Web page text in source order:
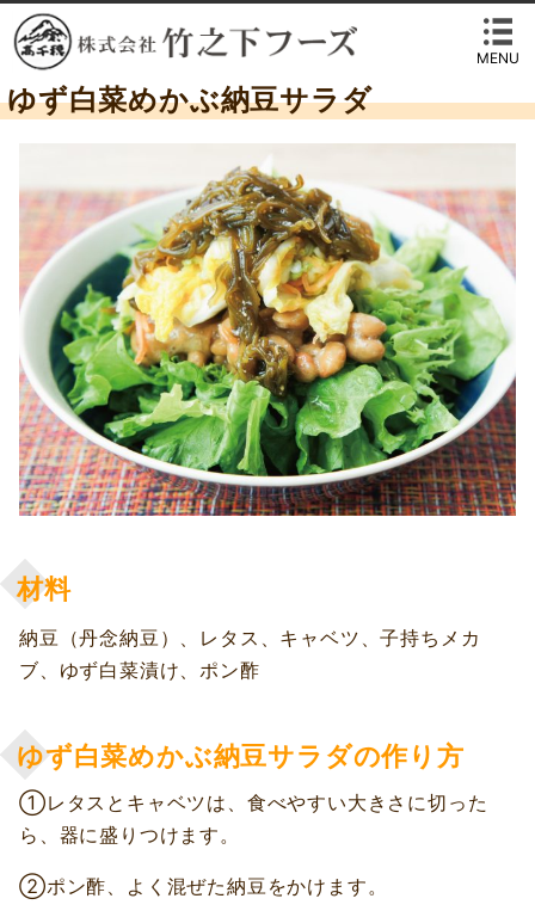
MENU
ゆず白菜めかぶ納豆サラダ
材料
納豆（丹念納豆）、レタス、キャベツ、子持ちメカ
ブ、ゆず白菜漬け、ポン酢
ゆず白菜めかぶ納豆サラダの作り方
①レタスとキャベツは、食べやすい大きさに切った
ら、器に盛りつけます。
②ポン酢、よく混ぜた納豆をかけます。